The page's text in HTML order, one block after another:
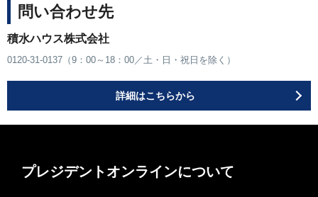
問い合わせ先
積水ハウス株式会社
0120-31-0137（9：00～18：00／土・日・祝日を除く）
詳細はこちらから
プレジデントオンラインについて